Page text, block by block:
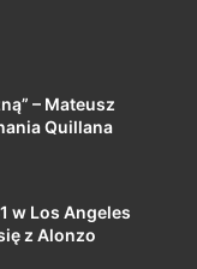
– Mateusz
Quillana
w Los Angeles
z Alonzo